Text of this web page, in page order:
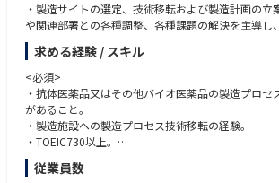
・製造サイトの選定、技術移転および製造計画の立
や関連部署との各種調整、各種課題の解決を主導し
制を構築する。
＜入社後のキャリアパス＞
・バイオ医薬品の製造プロセスを理解している強み
証、薬事、CMCマネージメント、サプライチェーン
就く機会がある
求める経験 / スキル
<必須>
・抗体医薬品又はその他バイオ医薬品の製造プロセ
があること。
・製造施設への製造プロセス技術移転の経験。
・TOEIC730以上。
・年齢、国籍、経験を問わず多様性を理解し、各種
好な関係が築けること
従業員数